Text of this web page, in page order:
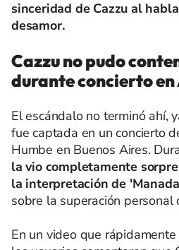
sinceridad de Cazzu al
desamor.
Cazzu no pudo
durante concierto
El escándalo no terminó ahí,
fue captada en un concierto
Humbe en Buenos Aires.
la vio completamente
la interpretación de
sobre la superación
En un video que